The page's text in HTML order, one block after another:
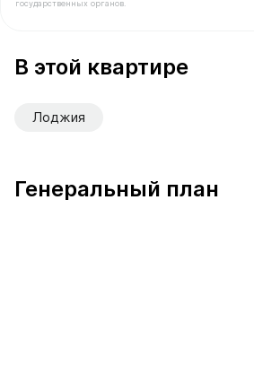
государственных органов.
В этой квартире
Лоджия
Генеральный план